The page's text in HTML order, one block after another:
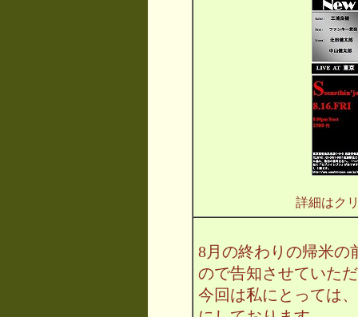
詳細はク
8月の終わりの帰米の
ので告知させていた
今回は私にとっては